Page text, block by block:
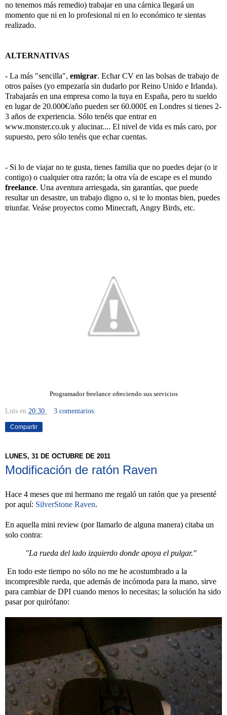
no tenemos más remedio) trabajar en una cárnica llegará un
momento que ni en lo profesional ni en lo económico te sientas
realizado.
ALTERNATIVAS
- La más "sencilla", emigrar. Echar CV en las bolsas de trabajo de
otros países (yo empezaría sin dudarlo por Reino Unido e Irlanda).
Trabajarás en una empresa como la tuya en España, pero tu sueldo
en lugar de 20.000€/año pueden ser 60.000£ en Londres si tienes 2-
3 años de experiencia. Sólo tenéis que entrar en
www.monster.co.uk y alucinar.... El nivel de vida es más caro, por
supuesto, pero sólo tenéis que echar cuentas.
- Si lo de viajar no te gusta, tienes familia que no puedes dejar (o ir
contigo) o cualquier otra razón; la otra vía de escape es el mundo
freelance. Una aventura arriesgada, sin garantías, que puede
resultar un desastre, un trabajo digno o, si te lo montas bien, puedes
triunfar. Veáse proyectos como Minecraft, Angry Birds, etc.
Programador freelance ofreciendo sus servicios
Luis en 20:30 3 comentarios:
Compartir
LUNES, 31 DE OCTUBRE DE 2011
Modificación de ratón Raven
Hace 4 meses que mi hermano me regaló un ratón que ya presenté
por aquí: SilverStone Raven.
En aquella mini review (por llamarlo de alguna manera) citaba un
solo contra:
"La rueda del lado izquierdo donde apoya el pulgar."
En todo este tiempo no sólo no me he acostumbrado a la
incompresible rueda, que además de incómoda para la mano, sirve
para cambiar de DPI cuando menos lo necesitas; la solución ha sido
pasar por quirófano: